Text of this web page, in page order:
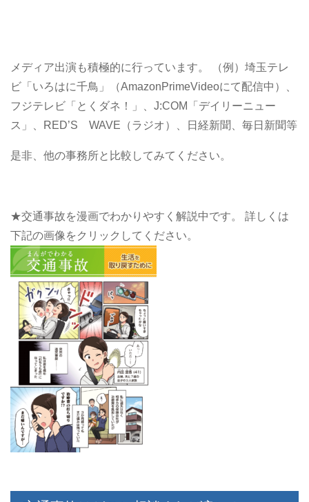
メディア出演も積極的に行っています。
（例）埼玉テレ
ビ「いろはに千鳥」（AmazonPrimeVideoにて配信中）、
フジテレビ「とくダネ！」、J:COM「デイリーニュー
ス」、RED’S WAVE（ラジオ）、日経新聞、毎日新聞等
是非、他の事務所と比較してみてください。
★交通事故を漫画でわかりやすく解説中です。
詳しくは
下記の画像をクリックしてください。